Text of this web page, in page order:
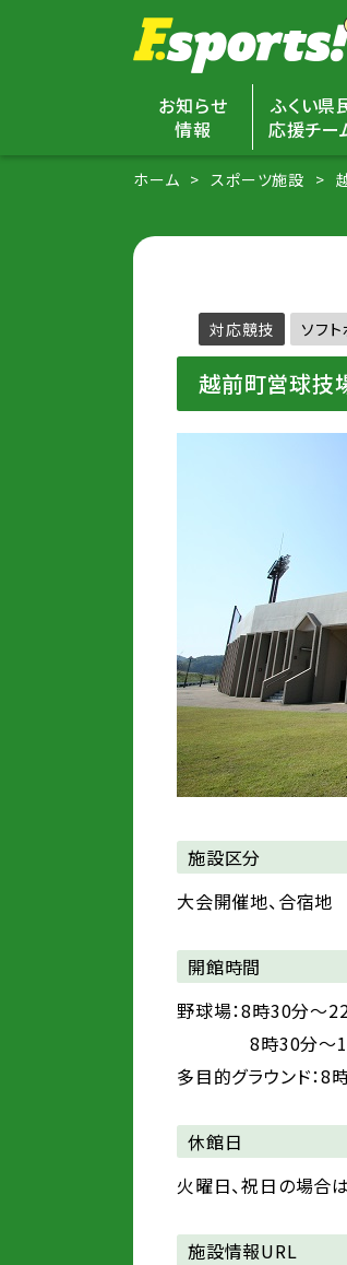
お知らせ
情報
ふくい県
応援チー
ホーム スポーツ施設
対応競技 ソフ
越前町営球技
施設区分
大会開催地、合宿地
開館時間
野球場：8時30分～
8時30分～17時
多目的グラウンド：
休館日
火曜日、祝日の場合
施設情報URL